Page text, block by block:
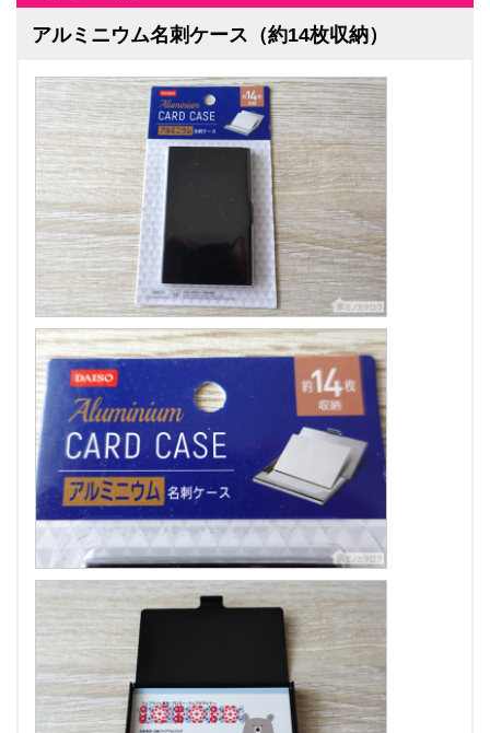
アルミニウム名刺ケース（約14枚収納）